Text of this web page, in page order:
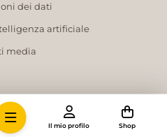
dei dati
artificiale
media
Il mio profilo Shop